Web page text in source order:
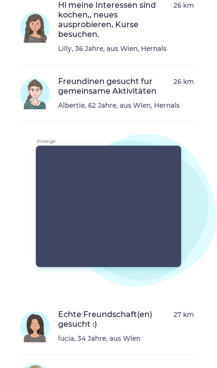
Hi meine Interessen sind
kochen,, neues
ausprobieren, Kurse
besuchen.
Lilly, 36 Jahre, aus Wien, Hernals
26 km
Freundinen gesucht fur
gemeinsame Aktivitäten
Albertie, 62 Jahre, aus Wien, Hernals
26 km
Echte Freundschaft(en)
gesucht :)
lucia, 34 Jahre, aus Wien
27 km